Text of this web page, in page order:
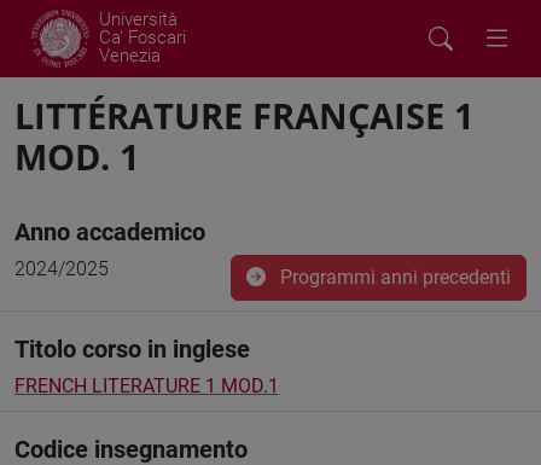
Università
Ca' Foscari
Venezia
LITTÉRATURE FRANÇAISE 1
MOD. 1
Anno accademico
2024/2025 Programmi anni precedenti
Titolo corso in inglese
FRENCH LITERATURE 1 MOD.1
Codice insegnamento